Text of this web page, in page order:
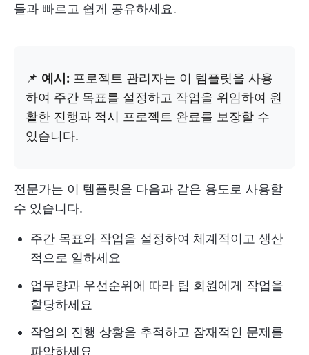
들과 빠르고 쉽게 공유하세요.
📌 예시: 프로젝트 관리자는 이 템플릿을 사용
하여 주간 목표를 설정하고 작업을 위임하여 원
활한 진행과 적시 프로젝트 완료를 보장할 수
있습니다.
전문가는 이 템플릿을 다음과 같은 용도로 사용할
수 있습니다.
주간 목표와 작업을 설정하여 체계적이고 생산
적으로 일하세요
업무량과 우선순위에 따라 팀 회원에게 작업을
할당하세요
작업의 진행 상황을 추적하고 잠재적인 문제를
파악하세요